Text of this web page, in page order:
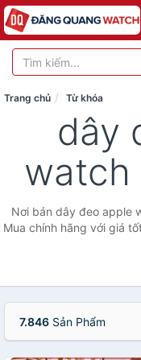
Trang chủ Từ khóa
dây
watch
Nơi bán dây đeo apple
Mua chính hãng với giá
7.846 Sản Phẩm